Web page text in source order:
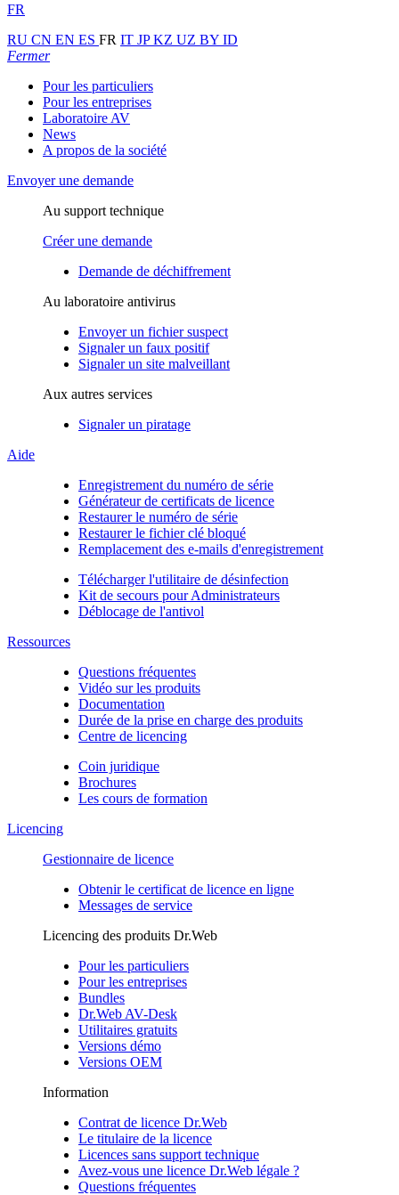
FR
RU CN EN ES FR IT JPKZ UZ BY ID
Fermer
Pour les particuliers
Pour les entreprises
Laboratoire AV
News
A propos de la société
Envoyer une demande
Au support technique
Créer une demande
Demande de déchiffrement
Au laboratoire antivirus
Envoyer un fichier suspect
Signaler un faux positif
Signaler un site malveillant
Aux autres services
Signaler un piratage
Aide
Enregistrement du numéro de série
Générateur de certificats de licence
Restaurer le numéro de série
Restaurer le fichier clé bloqué
Remplacement des e-mails d'enregistrement
Télécharger l'utilitaire de désinfection
Kit de secours pour Administrateurs
Déblocage de l'antivol
Ressources
Questions fréquentes
Vidéo sur les produits
Documentation
Durée de la prise en charge des produits
Centre de licencing
Coin juridique
Brochures
Les cours de formation
Licencing
Gestionnaire de licence
Obtenir le certificat de licence en ligne
Messages de service
Licencing des produits Dr.Web
Pour les particuliers
Pour les entreprises
Bundles
Dr.Web AV-Desk
Utilitaires gratuits
Versions démo
Versions OEM
Information
Contrat de licence Dr.Web
Le titulaire de la licence
Licences sans support technique
Avez-vous une licence Dr.Web légale ?
Questions fréquentes